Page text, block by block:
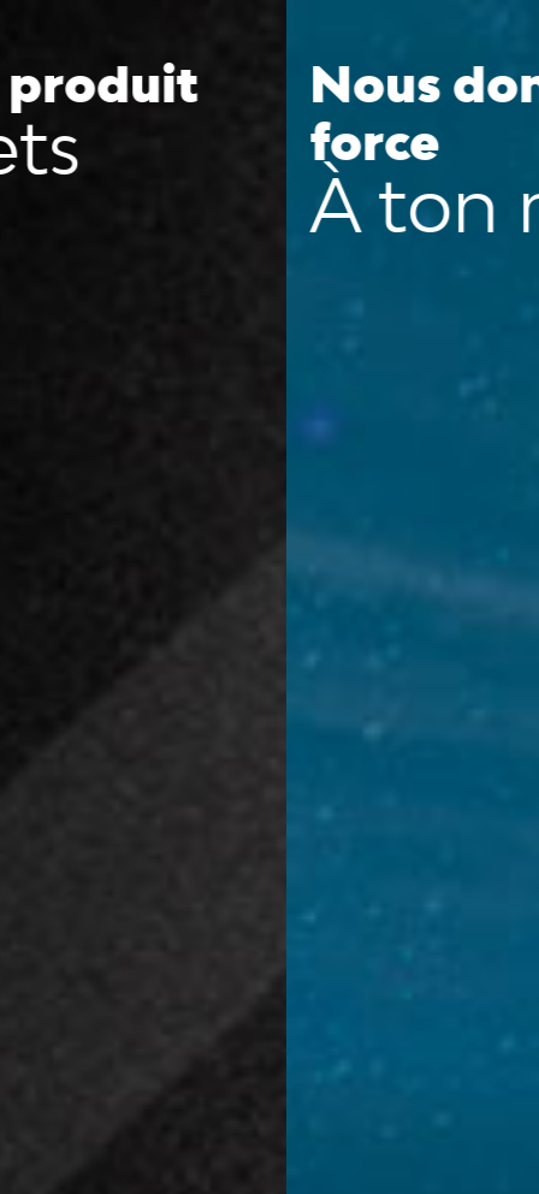
Nous donnons de la
force
À ton monde